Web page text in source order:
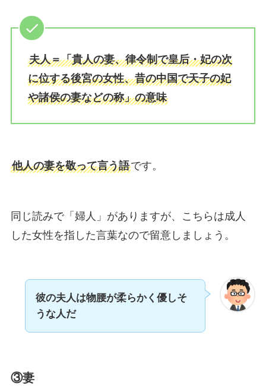
夫人＝「貴人の妻、律令制で皇后・妃の次
に位する後宮の女性、昔の中国で天子の妃
や諸侯の妻などの称」の意味
他人の妻を敬って言う語です。
同じ読みで「婦人」がありますが、こちらは成人
した女性を指した言葉なので留意しましょう。
彼の夫人は物腰が柔らかく優しそ
うな人だ
③妻